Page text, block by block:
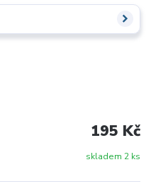
skladem 2 ks
195 Kč